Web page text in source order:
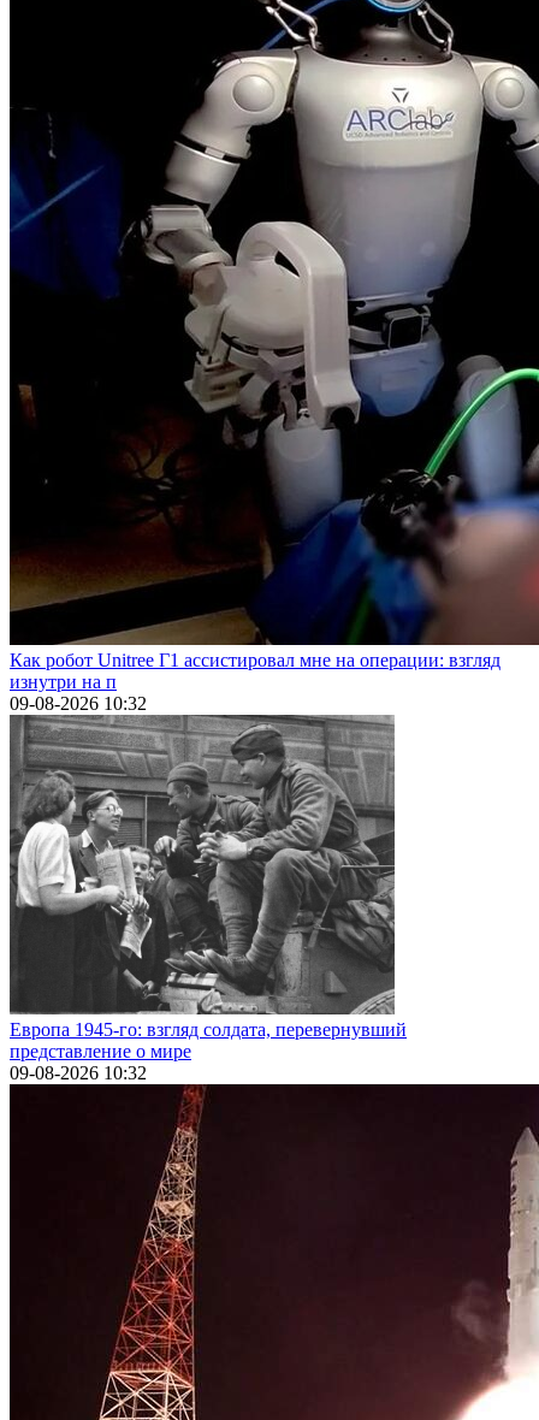
Как робот Unitree Г1 ассистировал мне на операции: взгляд
изнутри на п
09-08-2026 10:32
Европа 1945-го: взгляд солдата, перевернувший
представление о мире
09-08-2026 10:32